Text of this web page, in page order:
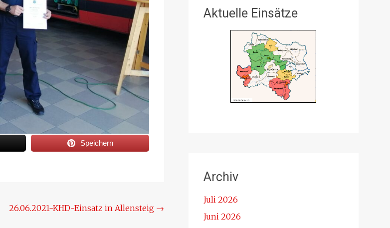
Speichern
26.06.2021-KHD-Einsatz in Allensteig →
Aktuelle Einsätze
Archiv
Juli 2026
Juni 2026